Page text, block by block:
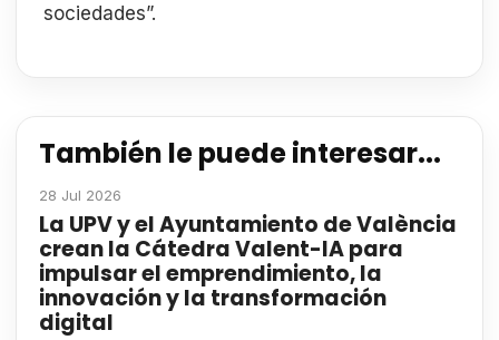
sociedades”.
También le puede interesar...
28 Jul 2026
La UPV y el Ayuntamiento de València
crean la Cátedra Valent-IA para
impulsar el emprendimiento, la
innovación y la transformación
digital